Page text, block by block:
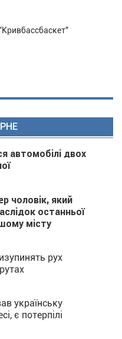
автомобілі двох
чоловік, який
останньої
місту
рух
українську
є потерпілі